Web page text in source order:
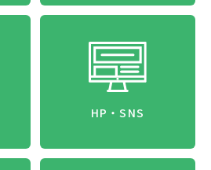
HP・SNS